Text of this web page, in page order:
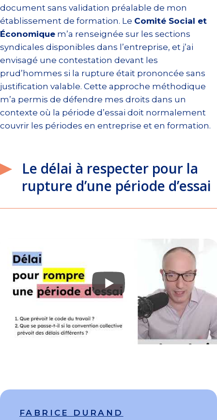
document sans validation préalable de mon
établissement de formation. Le Comité Social et
Économique m’a renseignée sur les sections
syndicales disponibles dans l’entreprise, et j’ai
envisagé une contestation devant les
prud’hommes si la rupture était prononcée sans
justification valable. Cette approche méthodique
m’a permis de défendre mes droits dans un
contexte où la période d’essai doit normalement
couvrir les périodes en entreprise et en formation.
Le délai à respecter pour la
rupture d’une période d’essai
FABRICE DURAND